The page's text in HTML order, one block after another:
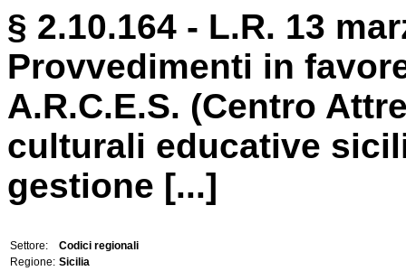
§ 2.10.164 - L.R. 13
Provvedimenti in
A.R.C.E.S. (Centro
culturali educative
gestione [...]
Settore:
Codici regionali
Regione: Sicilia